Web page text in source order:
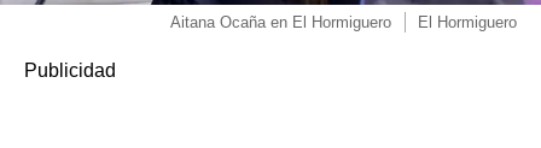
Aitana Ocaña en El Hormiguero El Hormiguero